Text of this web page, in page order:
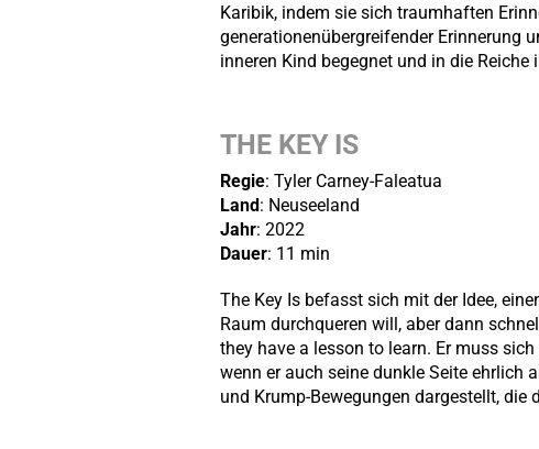
Karibik, indem sie sich traumhaften
generationenübergreifender Erinnerung
inneren Kind begegnet und in die Reiche
THE KEY IS
Regie: Tyler Carney-Faleatua
Land: Neuseeland
Jahr: 2022
Dauer: 11 min
The Key Is befasst sich mit der Idee,
Raum durchqueren will, aber dann
they have a lesson to learn. Er muss
wenn er auch seine dunkle Seite ehrlich
und Krump-Bewegungen dargestellt, die